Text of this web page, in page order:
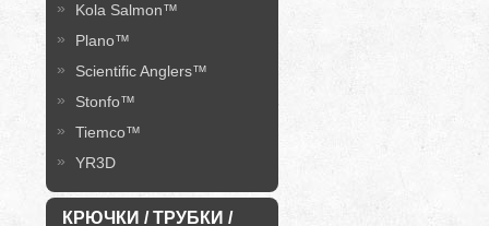
Kola Salmon™
Plano™
Scientific Anglers™
Stonfo™
Tiemco™
YR3D
КРЮЧКИ / ТРУБКИ /